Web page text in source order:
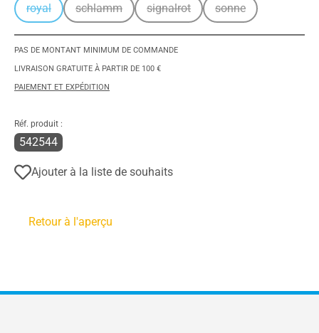
royal(Cette option n'est pas disponible pour le moment.)
schlamm(Cette option n'est pas disponible pour le
signalrot(Cette option n'est pas disponible
sonne(Cette option n'est
PAS DE MONTANT MINIMUM DE COMMANDE
LIVRAISON GRATUITE À PARTIR DE 100 €
PAIEMENT ET EXPÉDITION
Réf. produit :
542544
Ajouter à la liste de souhaits
Retour à l'aperçu